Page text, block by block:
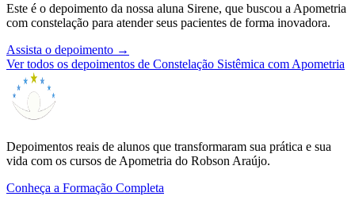
Este é o depoimento da nossa aluna Sirene, que buscou a Apometria
com constelação para atender seus pacientes de forma inovadora.
Assista o depoimento →
Ver todos os depoimentos de Constelação Sistêmica com Apometria
Depoimentos reais de alunos que transformaram sua prática e sua
vida com os cursos de Apometria do Robson Araújo.
Conheça a Formação Completa